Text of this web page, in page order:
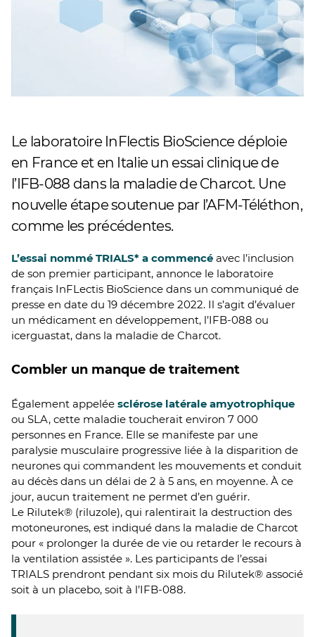
Le laboratoire InFlectis BioScience déploie
en France et en Italie un essai clinique de
l’IFB-088 dans la maladie de Charcot. Une
nouvelle étape soutenue par l’AFM-Téléthon,
comme les précédentes.
L’essai nommé TRIALS* a commencé avec l’inclusion
de son premier participant, annonce le laboratoire
français InFLectis BioScience dans un communiqué de
presse en date du 19 décembre 2022. Il s’agit d’évaluer
un médicament en développement, l’IFB-088 ou
icerguastat, dans la maladie de Charcot.
Combler un manque de traitement
Également appelée sclérose latérale amyotrophique
ou SLA, cette maladie toucherait environ 7 000
personnes en France. Elle se manifeste par une
paralysie musculaire progressive liée à la disparition de
neurones qui commandent les mouvements et conduit
au décès dans un délai de 2 à 5 ans, en moyenne. À ce
jour, aucun traitement ne permet d’en guérir.
Le Rilutek® (riluzole), qui ralentirait la destruction des
motoneurones, est indiqué dans la maladie de Charcot
pour « prolonger la durée de vie ou retarder le recours à
la ventilation assistée ». Les participants de l’essai
TRIALS prendront pendant six mois du Rilutek® associé
soit à un placebo, soit à l’IFB-088.